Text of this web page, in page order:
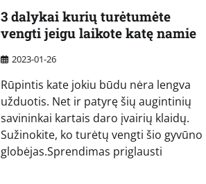
3 dalykai kurių turėtumėte
vengti jeigu laikote katę namie
2023-01-26
Rūpintis kate jokiu būdu nėra lengva
užduotis. Net ir patyrę šių augintinių
savininkai kartais daro įvairių klaidų.
Sužinokite, ko turėtų vengti šio gyvūno
globėjas.Sprendimas priglausti